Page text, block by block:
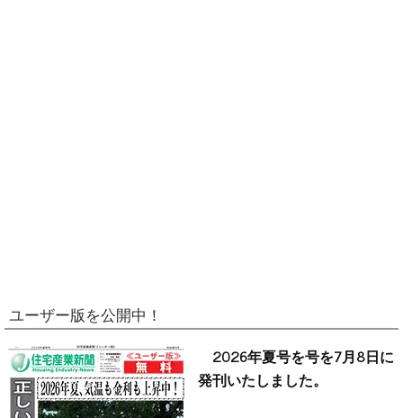
ユーザー版を公開中！
2026年夏号を号を7月8日に
発刊いたしました。